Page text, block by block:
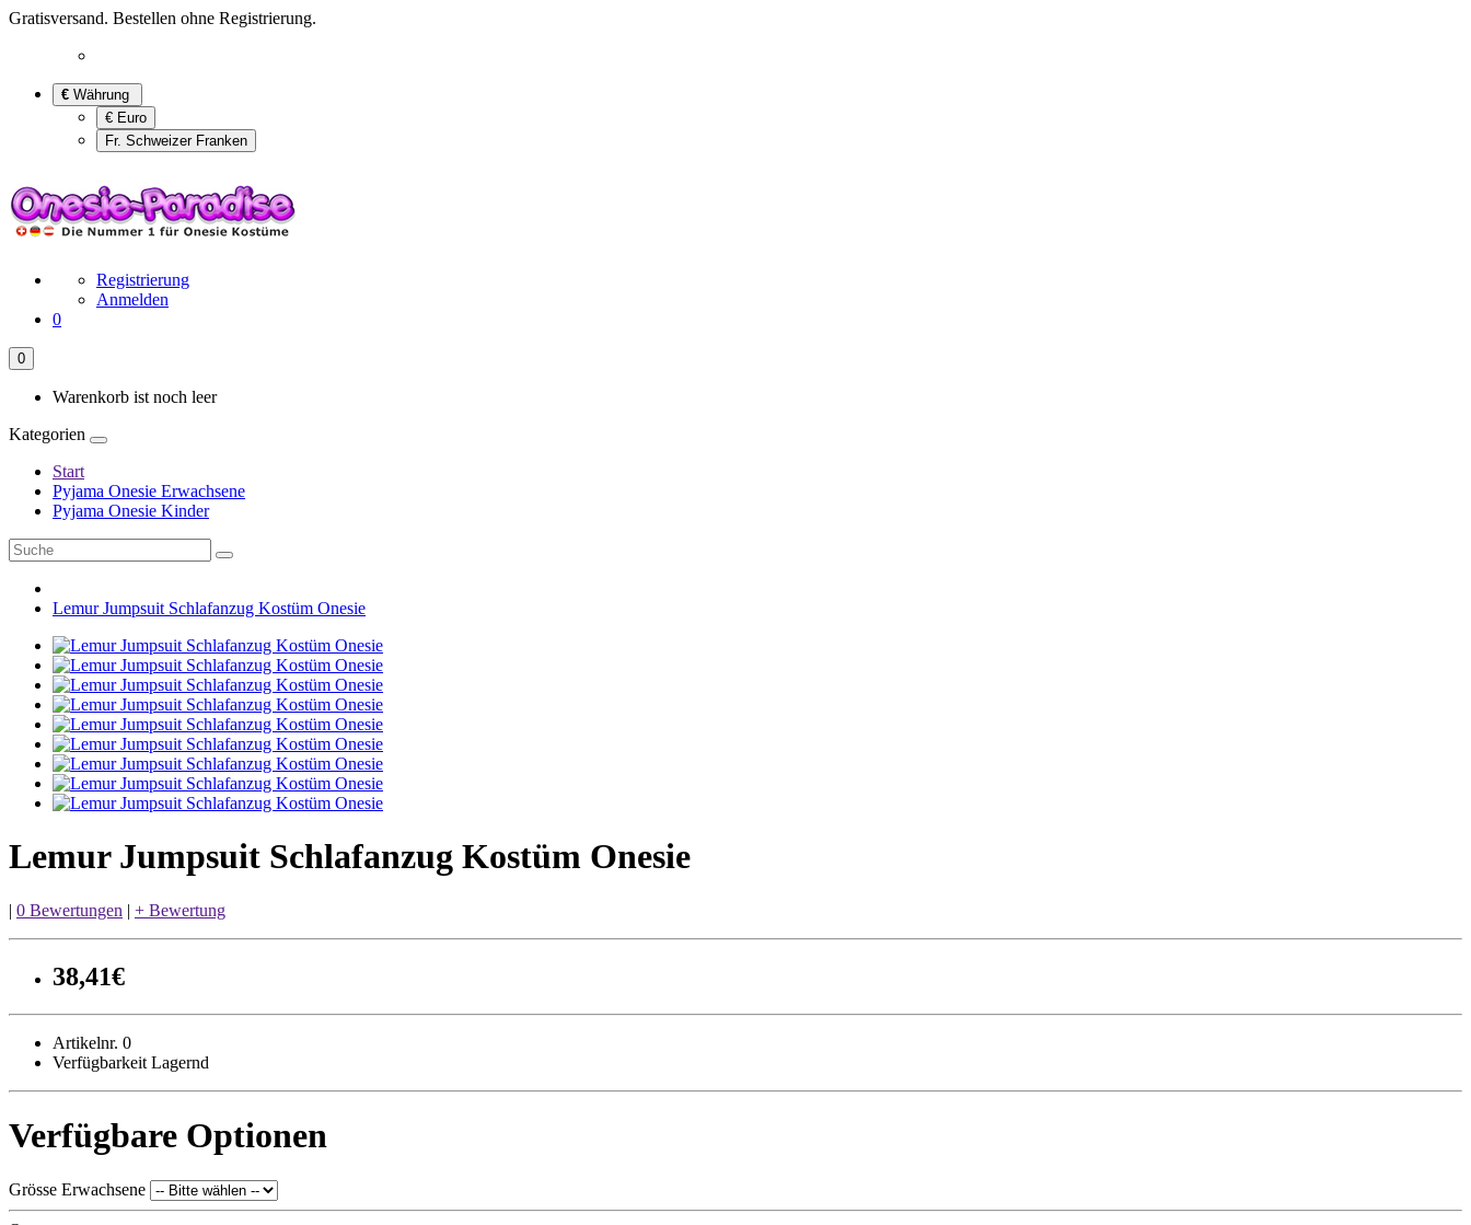
Gratisversand. Bestellen ohne Registrierung.
€ Währung
€ Euro
Fr. Schweizer Franken
Registrierung
Anmelden
0
0
Warenkorb ist noch leer
Kategorien
Start
Pyjama Onesie Erwachsene
Pyjama Onesie Kinder
Lemur Jumpsuit Schlafanzug Kostüm Onesie
Lemur Jumpsuit Schlafanzug Kostüm Onesie
| 0 Bewertungen | + Bewertung
38,41€
Artikelnr. 0
Verfügbarkeit Lagernd
Verfügbare Optionen
Grösse Erwachsene